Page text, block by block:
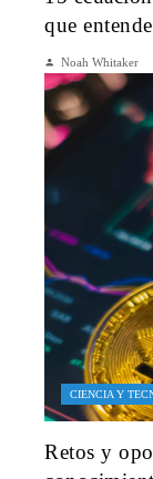
que
Noah Whitaker
CIENCIA Y
Retos y